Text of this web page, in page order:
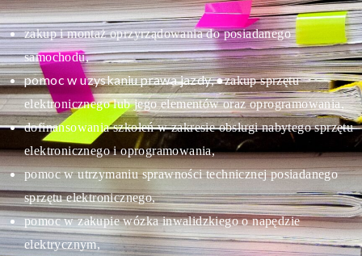
zakup i montaż oprzyrządowania do posiadanego
samochodu,
pomoc w uzyskaniu prawa jazdy,●zakup sprzętu
elektronicznego lub jego elementów oraz oprogramowania,
dofinansowania szkoleń w zakresie obsługi nabytego sprzętu
elektronicznego i oprogramowania,
pomoc w utrzymaniu sprawności technicznej posiadanego
sprzętu elektronicznego,
pomoc w zakupie wózka inwalidzkiego o napędzie
elektrycznym,